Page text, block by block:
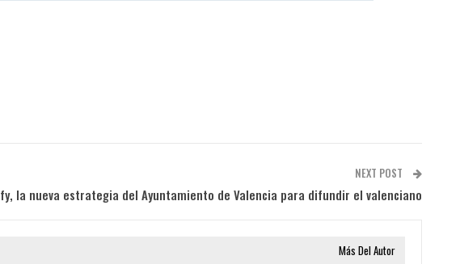
NEXT POST
la nueva estrategia del Ayuntamiento de Valencia para difundir el valenciano
Más Del Autor